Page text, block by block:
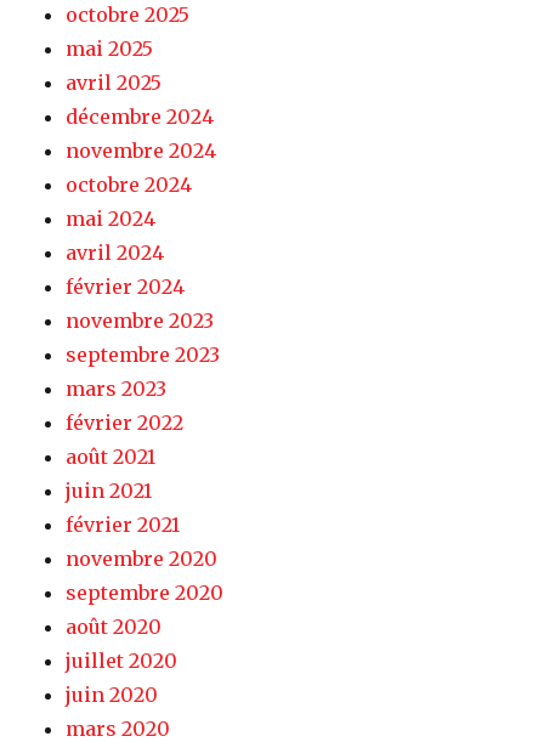
octobre 2025
mai 2025
avril 2025
décembre 2024
novembre 2024
octobre 2024
mai 2024
avril 2024
février 2024
novembre 2023
septembre 2023
mars 2023
février 2022
août 2021
juin 2021
février 2021
novembre 2020
septembre 2020
août 2020
juillet 2020
juin 2020
mars 2020